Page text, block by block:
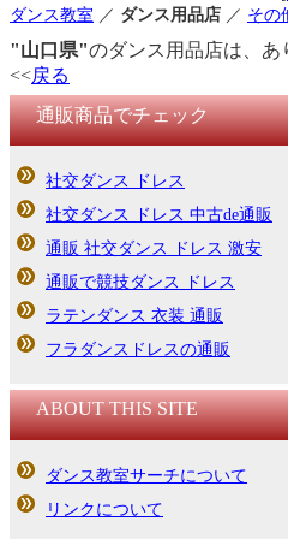
ダンス教室 ／ ダンス用品店 ／ その
"山口県"のダンス用品店は、あ
<<戻る
通販商品でチェック
社交ダンス ドレス
社交ダンス ドレス 中古de通販
通販 社交ダンス ドレス 激安
通販で競技ダンス ドレス
ラテンダンス 衣装 通販
フラダンスドレスの通販
ABOUT THIS SITE
ダンス教室サーチについて
リンクについて